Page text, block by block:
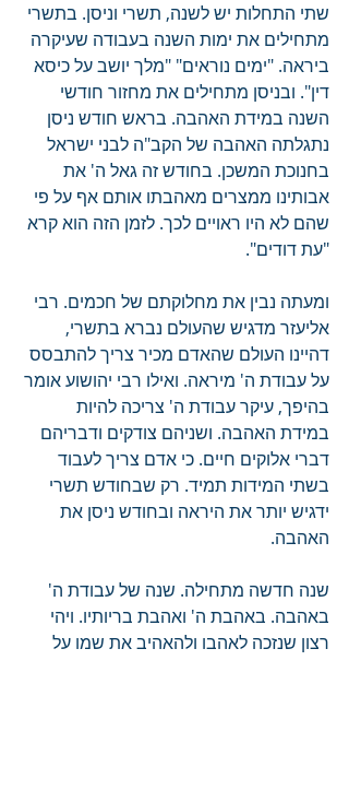
שתי התחלות יש לשנה, תשרי וניסן. בתשרי
מתחילים את ימות השנה בעבודה שעיקרה
ביראה. "ימים נוראים" "מלך יושב על כיסא
דין". ובניסן מתחילים את מחזור חודשי
השנה במידת האהבה. בראש חודש ניסן
נתגלתה האהבה של הקב"ה לבני ישראל
בחנוכת המשכן. בחודש זה גאל ה' את
אבותינו ממצרים מאהבתו אותם אף על פי
שהם לא היו ראויים לכך. לזמן הזה הוא קרא
"עת דודים".
ומעתה נבין את מחלוקתם של חכמים. רבי
אליעזר מדגיש שהעולם נברא בתשרי,
דהיינו העולם שהאדם מכיר צריך להתבסס
על עבודת ה' מיראה. ואילו רבי יהושוע אומר
בהיפך, עיקר עבודת ה' צריכה להיות
במידת האהבה. ושניהם צודקים ודבריהם
דברי אלוקים חיים. כי אדם צריך לעבוד
בשתי המידות תמיד. רק שבחודש תשרי
ידגיש יותר את היראה ובחודש ניסן את
האהבה.
שנה חדשה מתחילה. שנה של עבודת ה'
באהבה. באהבת ה' ואהבת בריותיו. ויהי
רצון שנזכה לאהבו ולהאהיב את שמו על